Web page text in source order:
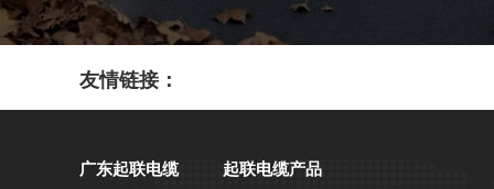
友情链接：
广东起联电缆 起联电缆产品